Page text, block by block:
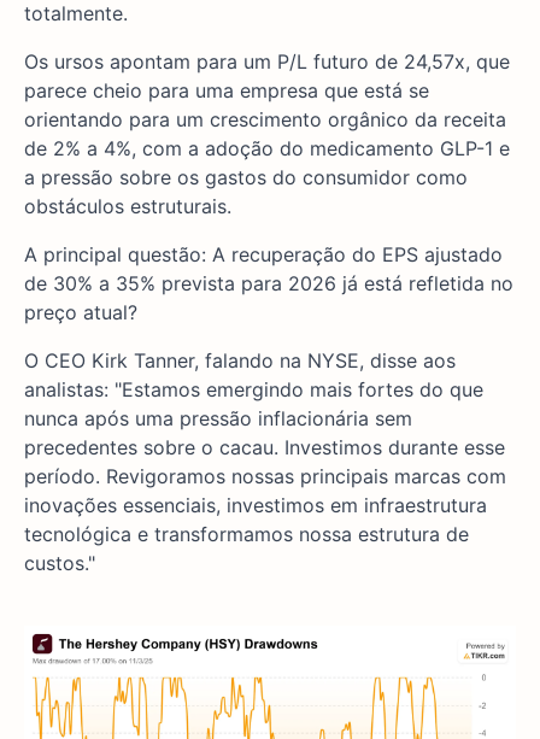
totalmente.
Os ursos apontam para um P/L futuro de 24,57x, que
parece cheio para uma empresa que está se
orientando para um crescimento orgânico da receita
de 2% a 4%, com a adoção do medicamento GLP-1 e
a pressão sobre os gastos do consumidor como
obstáculos estruturais.
A principal questão: A recuperação do EPS ajustado
de 30% a 35% prevista para 2026 já está refletida no
preço atual?
O CEO Kirk Tanner, falando na NYSE, disse aos
analistas: "Estamos emergindo mais fortes do que
nunca após uma pressão inflacionária sem
precedentes sobre o cacau. Investimos durante esse
período. Revigoramos nossas principais marcas com
inovações essenciais, investimos em infraestrutura
tecnológica e transformamos nossa estrutura de
custos."